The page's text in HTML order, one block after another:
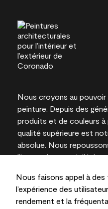
Nous faisons appel à des
l’expérience des
rendement et la
Nous croyons au
peinture. Depuis des
produits et de couleurs à
qualité supérieure est
absolue. Nous
l’innovation et
l’expertise locale.